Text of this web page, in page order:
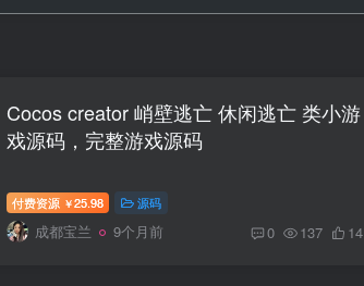
Cocos creator 峭壁逃亡 休闲逃亡 类小游
戏源码，完整游戏源码
付费资源 ￥25.98 源码
成都宝兰 9个月前 0 137 14